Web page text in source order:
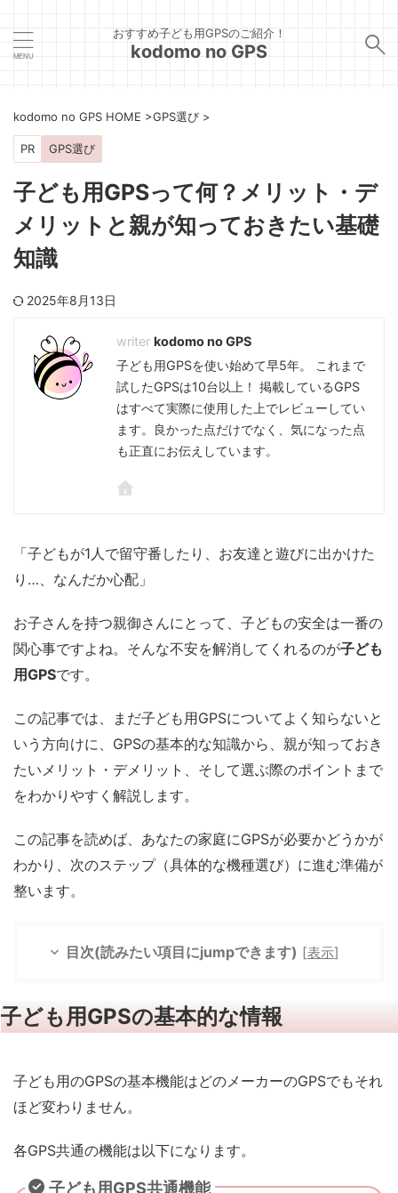
おすすめ子ども用GPSのご紹介！
kodomo no GPS
kodomo no GPS HOME >GPS選び >
PR GPS選び
子ども用GPSって何？メリット・デ
メリットと親が知っておきたい基礎
知識
2025年8月13日
kodomo no GPS
子ども用GPSを使い始めて早5年。 これまで
試したGPSは10台以上！ 掲載しているGPS
はすべて実際に使用した上でレビューしてい
ます。良かった点だけでなく、気になった点
も正直にお伝えしています。
「子どもが1人で留守番したり、お友達と遊びに出かけた
り…、なんだか心配」
お子さんを持つ親御さんにとって、子どもの安全は一番の
関心事ですよね。そんな不安を解消してくれるのが子ども
用GPSです。
この記事では、まだ子ども用GPSについてよく知らないと
いう方向けに、GPSの基本的な知識から、親が知っておき
たいメリット・デメリット、そして選ぶ際のポイントまで
をわかりやすく解説します。
この記事を読めば、あなたの家庭にGPSが必要かどうかが
わかり、次のステップ（具体的な機種選び）に進む準備が
整います。
目次(読みたい項目にjumpできます) [表示]
子ども用GPSの基本的な情報
子ども用のGPSの基本機能はどのメーカーのGPSでもそれ
ほど変わりません。
各GPS共通の機能は以下になります。
子ども用GPS共通機能